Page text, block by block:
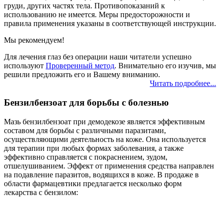
груди, других частях тела. Противопоказаний к
использованию не имеется. Меры предосторожности и
правила применения указаны в соответствующей инструкции.
Мы рекомендуем!
Для лечения глаз без операции наши читатели успешно
используют Проверенный метод. Внимательно его изучив, мы
решили предложить его и Вашему вниманию.
Читать подробнее...
Бензилбензоат для борьбы с болезнью
Мазь бензилбензоат при демодекозе является эффективным
составом для борьбы с различными паразитами,
осуществляющими деятельность на коже. Она используется
для терапии при любых формах заболевания, а также
эффективно справляется с покраснением, зудом,
отшелушиванием. Эффект от применения средства направлен
на подавление паразитов, водящихся в коже. В продаже в
области фармацевтики предлагается несколько форм
лекарства с бензилом: